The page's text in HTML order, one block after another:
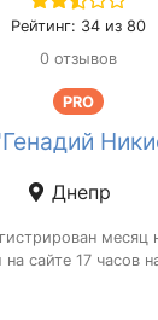
Рейтинг: 34 из 80
0 отзывов
PRO
Днепр
месяц
сайте 17 часов